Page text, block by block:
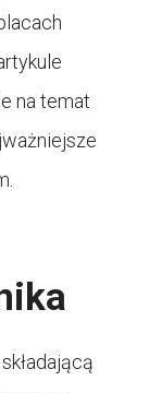
na temat